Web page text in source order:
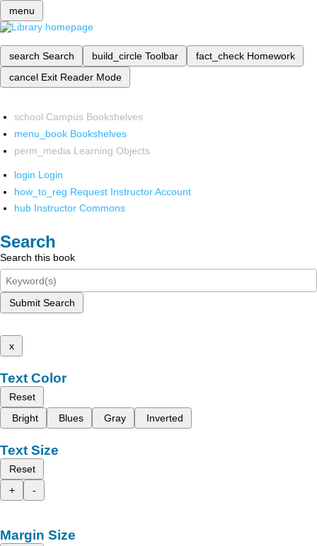
menu
search Search build_circle Toolbar fact_check Homework
cancel Exit Reader Mode
school Campus Bookshelves
menu_book Bookshelves
perm_media Learning Objects
login Login
how_to_reg Request Instructor Account
hub Instructor Commons
Search
Search this book
Submit Search
x
Text Color
Reset
Bright
Blues Gray Inverted
Text Size
Reset
+
-
Margin Size